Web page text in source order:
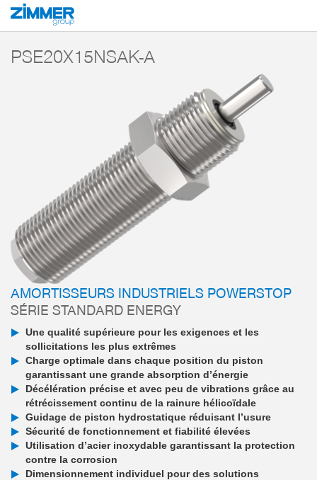
Démarrage Produits
PSE20X15NSAK-A
AMORTISSEURS INDUSTRIELS POWERSTOP
SÉRIE STANDARD ENERGY
Une qualité supérieure pour les exigences et les
sollicitations les plus extrêmes
Charge optimale dans chaque position du piston
garantissant une grande absorption d’énergie
Décélération précise et avec peu de vibrations grâce au
rétrécissement continu de la rainure hélicoïdale
Guidage de piston hydrostatique réduisant l’usure
Sécurité de fonctionnement et fiabilité élevées
Utilisation d’acier inoxydable garantissant la protection
contre la corrosion
Dimensionnement individuel pour des solutions